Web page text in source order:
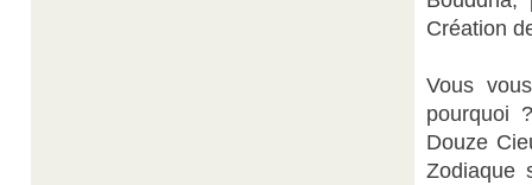
Création
Vous
pourquoi
Douze
Zodiaque